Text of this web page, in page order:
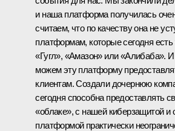
и наша платформа получилась
считаем, что по качеству она не
платформам, которые сегодня
«Гугл», «Амазон» или «Алибаба».
можем эту платформу
клиентам. Создали дочернюю
сегодня способна предоставлять
«облаке», с нашей киберзащитой
платформой практически